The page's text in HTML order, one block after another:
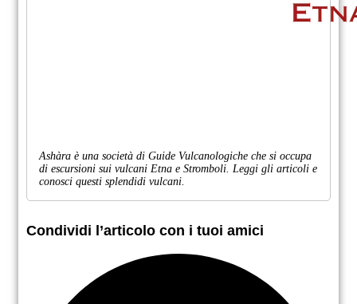
Ashàra è una società di Guide Vulcanologiche che si occupa
di escursioni sui vulcani Etna e Stromboli. Leggi gli articoli e
conosci questi splendidi vulcani.
Condividi l’articolo con i tuoi amici